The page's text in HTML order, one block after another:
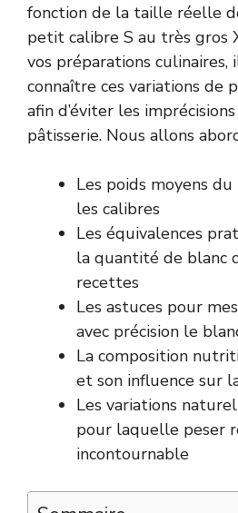
fonction de la taille réelle
petit calibre S au très gros
vos préparations
connaître ces variations de
afin d’éviter les
pâtisserie. Nous allons
Les poids moyens
les calibres
Les équivalences
la quantité de blanc
recettes
Les astuces pour
avec précision le
La composition
et son influence sur
Les variations
pour laquelle peser
incontournable